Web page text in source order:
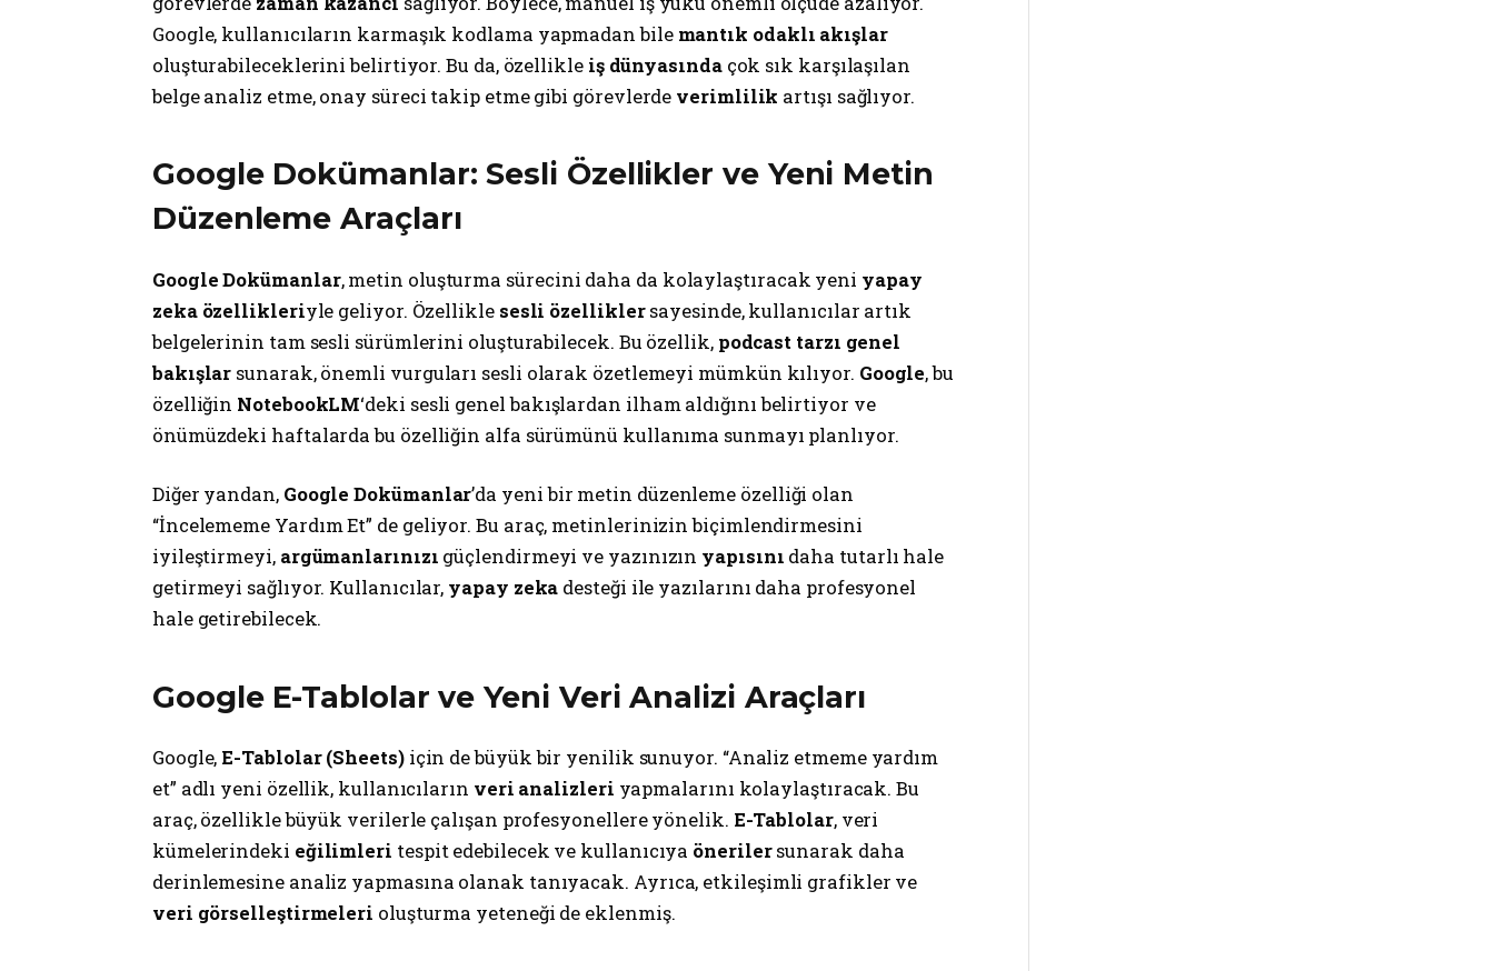
Google, kullanıcıların karmaşık kodlama yapmadan bile mantık odaklı akışlar
oluşturabileceklerini belirtiyor. Bu da, özellikle iş dünyasındaçok sık karşılaşılan
belge analiz etme, onay süreci takip etme gibi görevlerde verimlilik artışı sağlıyor.
Google Dokümanlar: Sesli Özellikler ve Yeni Metin
Düzenleme Araçları
Google Dokümanlar, metin oluşturma sürecini daha da kolaylaştıracak yeni yapay
zeka özellikleriyle geliyor. Özellikle sesli özelliklersayesinde, kullanıcılar artık
belgelerinin tam sesli sürümlerini oluşturabilecek. Bu özellik, podcast tarzı genel
bakışlar sunarak, önemli vurguları sesli olarak özetlemeyi mümkün kılıyor. Google, bu
özelliğin NotebookLM‘deki sesli genel bakışlardan ilham aldığını belirtiyor ve
önümüzdeki haftalarda bu özelliğin alfa sürümünü kullanıma sunmayı planlıyor.
Diğer yandan, Google Dokümanlar’da yeni bir metin düzenleme özelliği olan
“İncelememe Yardım Et” de geliyor. Bu araç, metinlerinizin biçimlendirmesini
iyileştirmeyi, argümanlarınızı güçlendirmeyi ve yazınızın yapısını daha tutarlı hale
getirmeyi sağlıyor. Kullanıcılar, yapay zeka desteği ile yazılarını daha profesyonel
hale getirebilecek.
Google E-Tablolar ve Yeni Veri Analizi Araçları
Google, E-Tablolar (Sheets)için de büyük bir yenilik sunuyor. “Analiz etmeme yardım
et” adlı yeni özellik, kullanıcıların veri analizleri yapmalarını kolaylaştıracak. Bu
araç, özellikle büyük verilerle çalışan profesyonellere yönelik. E-Tablolar, veri
kümelerindeki eğilimleri tespit edebilecek ve kullanıcıya önerilersunarak daha
derinlemesine analiz yapmasına olanak tanıyacak. Ayrıca, etkileşimli grafikler ve
veri görselleştirmeleri oluşturma yeteneği de eklenmiş.